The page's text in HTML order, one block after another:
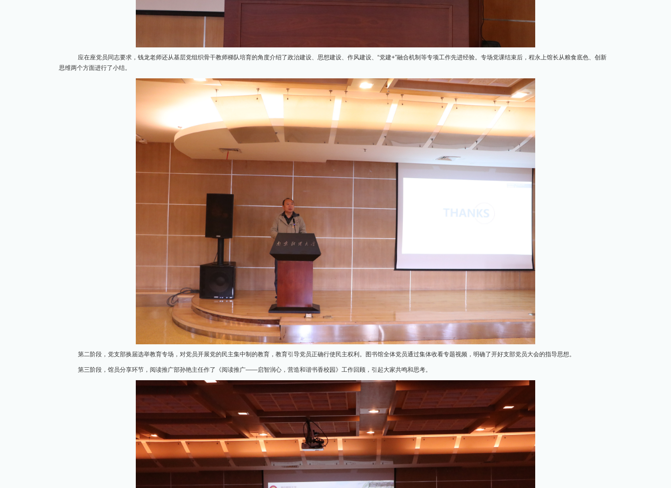
应在座党员同志要求，钱龙老师还从基层党组织骨干教师梯队培育的角度介绍了政治建设、思想建设、作风建设、“党建+”融合机制等专项工作先进经验。专场党课结束后，程永上馆长从粮食底色、创新
思维两个方面进行了小结。
第二阶段，党支部换届选举教育专场，对党员开展党的民主集中制的教育，教育引导党员正确行使民主权利。图书馆全体党员通过集体收看专题视频，明确了开好支部党员大会的指导思想。
第三阶段，馆员分享环节，阅读推广部孙艳主任作了《阅读推广——启智润心，营造和谐书香校园》工作回顾，引起大家共鸣和思考。